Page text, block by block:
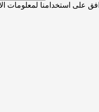
على استخدامنا لمعلومات